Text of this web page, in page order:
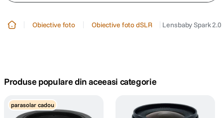
trepied telefon
4. peak design
Obiective foto Obiective foto dSLR Lensbaby Spark
Produse populare din aceeasi categorie
parasolar cadou